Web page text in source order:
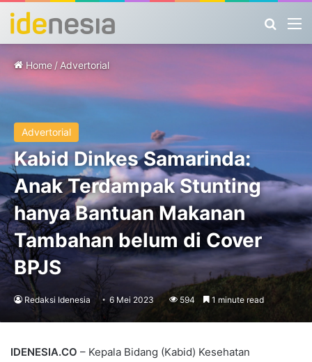
Home / Advertorial
Advertorial
Kabid Dinkes Samarinda:
Anak Terdampak Stunting
hanya Bantuan Makanan
Tambahan belum di Cover
BPJS
Redaksi Idenesia 6 Mei 2023 594 1 minute read
IDENESIA.CO – Kepala Bidang (Kabid) Kesehatan